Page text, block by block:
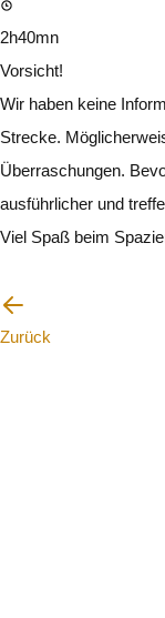
2h40mn
Vorsicht!
Wir haben keine
Strecke.
Überraschungen.
ausführlicher und
Viel Spaß beim
Zurück